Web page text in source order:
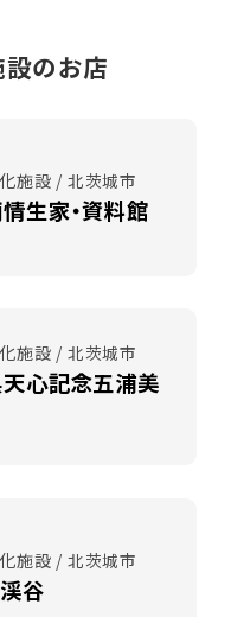
のお店
施設 / 北茨城市
生家・資料館
施設 / 北茨城市
心記念五浦美
施設 / 北茨城市
谷